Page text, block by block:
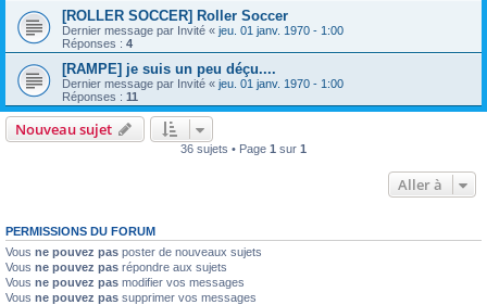
[ROLLER SOCCER] Roller Soccer
Dernier message par Invité « jeu. 01 janv. 1970 - 1:00
Réponses : 4
[RAMPE] je suis un peu déçu....
Dernier message par Invité « jeu. 01 janv. 1970 - 1:00
Réponses : 11
Nouveau sujet
36 sujets • Page 1 sur 1
Aller à
PERMISSIONS DU FORUM
Vous ne pouvez pas poster de nouveaux sujets
Vous ne pouvez pas répondre aux sujets
Vous ne pouvez pas modifier vos messages
Vous ne pouvez pas supprimer vos messages